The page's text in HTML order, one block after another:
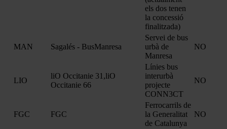
els dos tenen
la concessió
finalitzada)
MAN Sagalés - BusManresa
Servei de bus
urbà de
Manresa
NO
LIO
liO Occitanie 31,liO
Occitanie 66
Línies bus
interurbà
projecte
CONN3CT
NO
FGC FGC
Ferrocarrils de
la Generalitat
de Catalunya
NO